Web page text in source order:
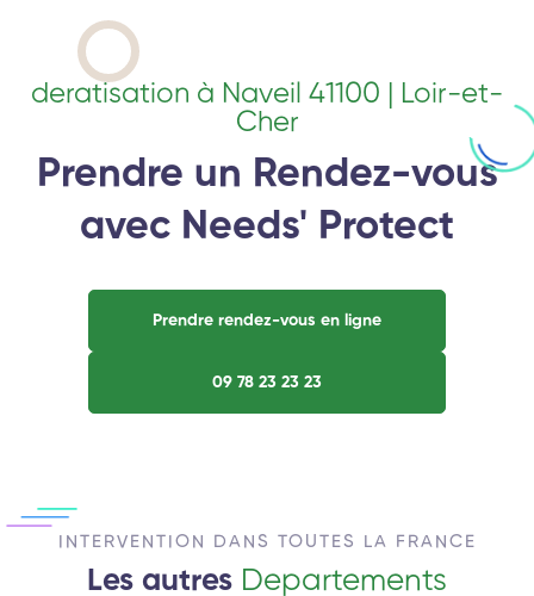
deratisation à Naveil 41100 | Loir-et-
Cher
Prendre un Rendez-vous
avec Needs' Protect
Prendre rendez-vous en ligne
09 78 23 23 23
INTERVENTION DANS TOUTES LA FRANCE
Les autres Departements